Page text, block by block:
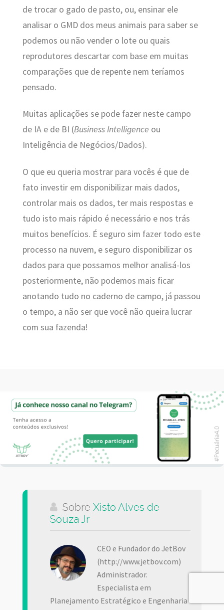
de trocar o gado de pasto, ou, ensinar ele
analisar o GMD dos meus animais para saber se
podemos ou não vender o lote ou quais
reprodutores descartar com base em muitas
comparações que de repente nem teríamos
pensado.
Muitas aplicações se pode fazer neste campo
de IA e de BI (Business Intelligence ou
Inteligência de Negócios/Dados).
O que eu queria mostrar para vocês é que de
fato investir em disponibilizar mais dados,
controlar mais os dados, ter mais respostas e
tudo isto mais rápido é necessário e nos trás
muitos benefícios. É seguro sim fazer todo este
processo na nuvem, e seguro disponibilizar os
dados para que possamos melhor analisá-los
posteriormente, não podemos mais ficar
anotando tudo no caderno de campo, já passou
o tempo, a não ser que você não queira lucrar
com sua fazenda!
Sobre Xisto Alves de
Souza Jr
CEO e Fundador do JetBov
(http://www.jetbov.com)
Administrador.
Especialista em
Planejamento Estratégico e Engenharia